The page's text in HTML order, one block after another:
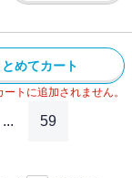
とめてカート
トに追加されません。
... 59